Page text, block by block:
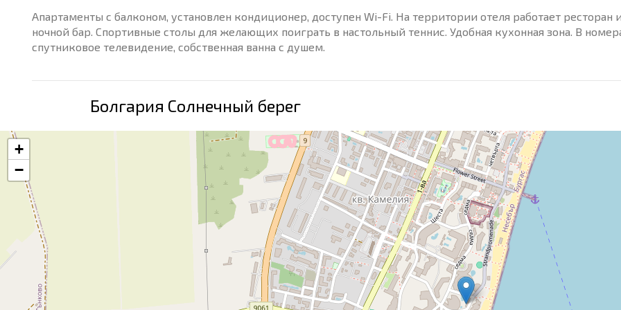
Апартаменты с балконом, установлен кондиционер, доступен Wi-Fi. На территории отеля работает ресторан
ночной бар. Спортивные столы для желающих поиграть в настольный теннис. Удобная кухонная зона. В
спутниковое телевидение, собственная ванна с душем.
Болгария Солнечный берег
+
−